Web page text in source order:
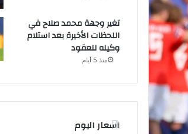
تغير وجهة محمد صلاح في
اللحظات الأخيرة بعد استلام
وكيله للعقود
منذ 5 أيام
اسعار اليوم